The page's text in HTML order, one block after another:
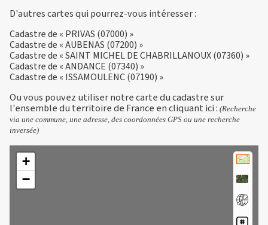
D'autres cartes qui pourrez-vous intéresser :
Cadastre de « PRIVAS (07000) »
Cadastre de « AUBENAS (07200) »
Cadastre de « SAINT MICHEL DE CHABRILLANOUX (07360) »
Cadastre de « ANDANCE (07340) »
Cadastre de « ISSAMOULENC (07190) »
Ou vous pouvez utiliser notre carte du cadastre sur
l'ensemble du territoire de France encliquant ici: (Recherche
via une commune, une adresse, des coordonnées GPS ou une recherche
inversée)
+
−